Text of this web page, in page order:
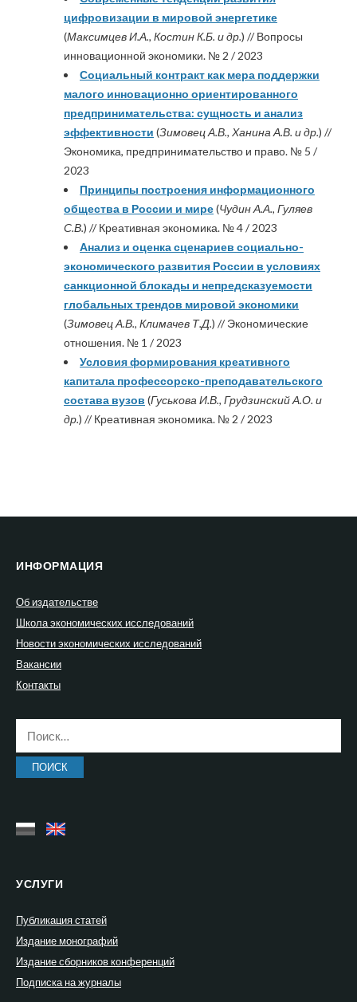
цифровизации в мировой энергетике
(Максимцев И.А., Костин К.Б. и др.) // Вопросы
инновационной экономики. № 2 / 2023
Социальный контракт как мера поддержки
малого инновационно ориентированного
предпринимательства: сущность и анализ
эффективности (Зимовец А.В., Ханина А.В. и др.) //
Экономика, предпринимательство и право. № 5 /
2023
Принципы построения информационного
общества в России и мире(Чудин А.А., Гуляев
С.В.) // Креативная экономика. № 4 / 2023
Анализ и оценка сценариев социально-
экономического развития России в условиях
санкционной блокады и непредсказуемости
глобальных трендов мировой экономики
(Зимовец А.В., Климачев Т.Д.) // Экономические
отношения. № 1 / 2023
Условия формирования креативного
капитала профессорско-преподавательского
состава вузов (Гуськова И.В., Грудзинский А.О. и
др.) // Креативная экономика. № 2 / 2023
ИНФОРМАЦИЯ
Об издательстве
Школа экономических исследований
Новости экономических исследований
Вакансии
Контакты
УСЛУГИ
Публикация статей
Издание монографий
Издание сборников конференций
Подписка на журналы